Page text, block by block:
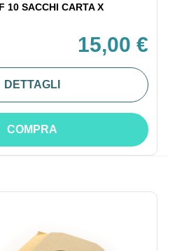
10 SACCHI CARTA X
15,00 €
DETTAGLI
COMPRA